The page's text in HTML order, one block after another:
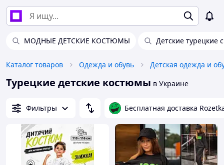
МОДНЫЕ ДЕТСКИЕ КОСТЮМЫ Детские турецкие
Каталог товаров Одежда и обувь Детская одежда и
Турецкие детские костюмы в Украине
Фильтры Бесплатная доставка